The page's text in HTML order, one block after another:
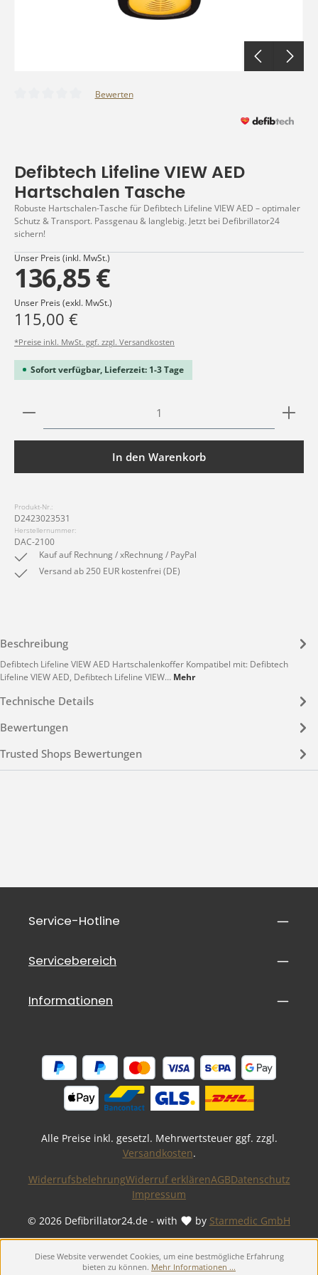
Bewerten
Defibtech Lifeline VIEW AED
Hartschalen Tasche
Robuste Hartschalen-Tasche für Defibtech Lifeline VIEW AED – optimaler
Schutz & Transport. Passgenau & langlebig. Jetzt bei Defibrillator24
sichern!
Unser Preis (inkl. MwSt.)
136,85 €
Unser Preis (exkl. MwSt.)
115,00 €
*Preise inkl. MwSt. ggf. zzgl. Versandkosten
Sofort verfügbar, Lieferzeit: 1-3 Tage
Produkt Anzahl: Gib den gewünschten Wert ein
In den Warenkorb
Produkt-Nr.:
D2423023531
Herstellernummer:
DAC-2100
Kauf auf Rechnung / xRechnung / PayPal
Versand ab 250 EUR kostenfrei (DE)
Beschreibung
Defibtech Lifeline VIEW AED Hartschalenkoffer Kompatibel mit: Defibtech
Lifeline VIEW AED, Defibtech Lifeline VIEW… Mehr
Technische Details
Bewertungen
Trusted Shops Bewertungen
Service-Hotline
Servicebereich
Informationen
Alle Preise inkl. gesetzl. Mehrwertsteuer ggf. zzgl.
Versandkosten.
© 2026 Defibrillator24.de - with by Starmedic GmbH
WiderrufsbelehrungWiderruf erklärenAGBDatenschutz
Impressum
Diese Website verwendet Cookies, um eine bestmögliche Erfahrung
bieten zu können. Mehr Informationen ...